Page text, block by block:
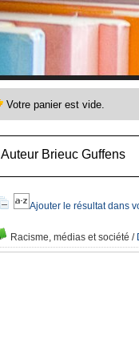
Auteur Brieuc Guffens
Ajouter le résultat dans
Racisme, médias et société /